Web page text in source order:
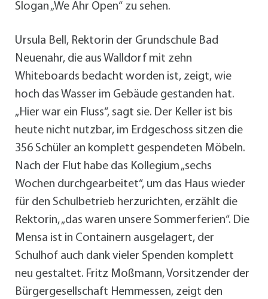
Slogan „We Ahr Open“ zu sehen.
Ursula Bell, Rektorin der Grundschule Bad
Neuenahr, die aus Walldorf mit zehn
Whiteboards bedacht worden ist, zeigt, wie
hoch das Wasser im Gebäude gestanden hat.
„Hier war ein Fluss“, sagt sie. Der Keller ist bis
heute nicht nutzbar, im Erdgeschoss sitzen die
356 Schüler an komplett gespendeten Möbeln.
Nach der Flut habe das Kollegium „sechs
Wochen durchgearbeitet“, um das Haus wieder
für den Schulbetrieb herzurichten, erzählt die
Rektorin, „das waren unsere Sommerferien“. Die
Mensa ist in Containern ausgelagert, der
Schulhof auch dank vieler Spenden komplett
neu gestaltet. Fritz Moßmann, Vorsitzender der
Bürgergesellschaft Hemmessen, zeigt den